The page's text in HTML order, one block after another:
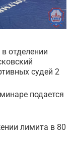
отделении
судей 2
подается
лимита в 80